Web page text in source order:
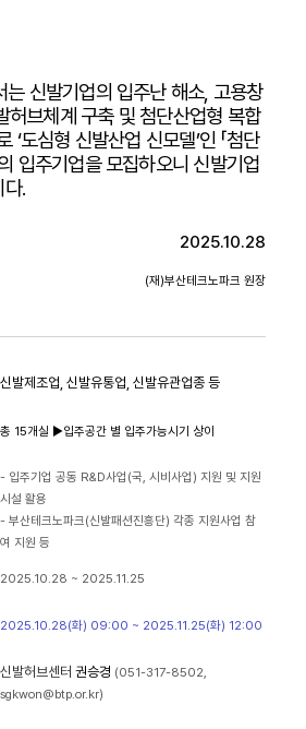
는 신발기업의 입주난 해소, 고용창
허브체계 구축 및 첨단산업형 복합
‘도심형 신발산업 신모델’인 「첨단
입주기업을 모집하오니 신발기업
.
2025.10.28
(재)부산테크노파크 원장
신발제조업, 신발유통업, 신발유관업종 등
총 15개실 ▶입주공간 별 입주가능시기 상이
- 입주기업 공동 R&D사업(국, 시비사업) 지원 및 지원
시설 활용
- 부산테크노파크(신발패션진흥단) 각종 지원사업 참
여 지원 등
2025.10.28 ~ 2025.11.25
2025.10.28(화) 09:00 ~ 2025.11.25(화) 12:00
신발허브센터 권승경 (051-317-8502,
sgkwon@btp.or.kr)